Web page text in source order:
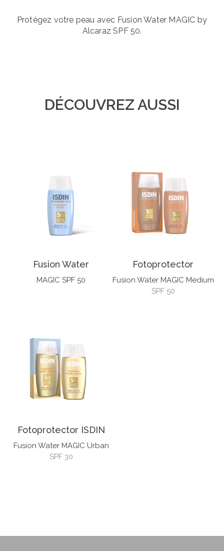
Protégez votre peau avec Fusion Water MAGIC by
Alcaraz SPF 50.
DÉCOUVREZ AUSSI
Fusion Water
MAGIC SPF 50
Fotoprotector
Fusion Water MAGIC Medium
SPF 50
Fotoprotector ISDIN
Fusion Water MAGIC Urban
SPF 30